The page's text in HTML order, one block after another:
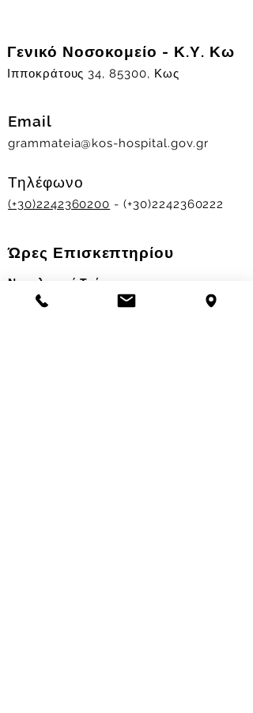
Γενικό Νοσοκομείο - Κ.Υ. Κω
Ιπποκράτους 34, 85300, Κως
Email
grammateia@kos-hospital.gov.gr
Τηλέφωνο
(+30)2242360200 - (+30)2242360222
Ώρες Επισκεπτηρίου
Νοσηλευτικά Τμήματα
Χειμερινό ωράριο: 11.00-13.00
17.30-19.30